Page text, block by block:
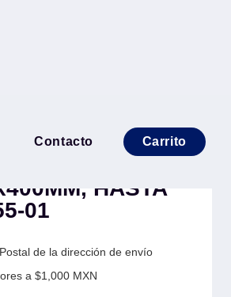
Contacto Carrito
PARA TV
DE 17 A 55
HASTA
01
de la dirección de envío
a $1,000 MXN